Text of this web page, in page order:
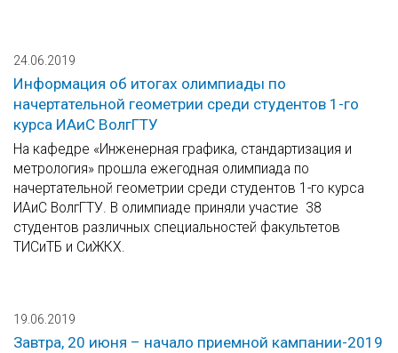
24.06.2019
Информация об итогах олимпиады по
начертательной геометрии среди студентов 1-го
курса ИАиС ВолгГТУ
На кафедре «Инженерная графика, стандартизация и
метрология» прошла ежегодная олимпиада по
начертательной геометрии среди студентов 1-го курса
ИАиС ВолгГТУ. В олимпиаде приняли участие 38
студентов различных специальностей факультетов
ТИСиТБ и СиЖКХ.
19.06.2019
Завтра, 20 июня – начало приемной кампании-2019